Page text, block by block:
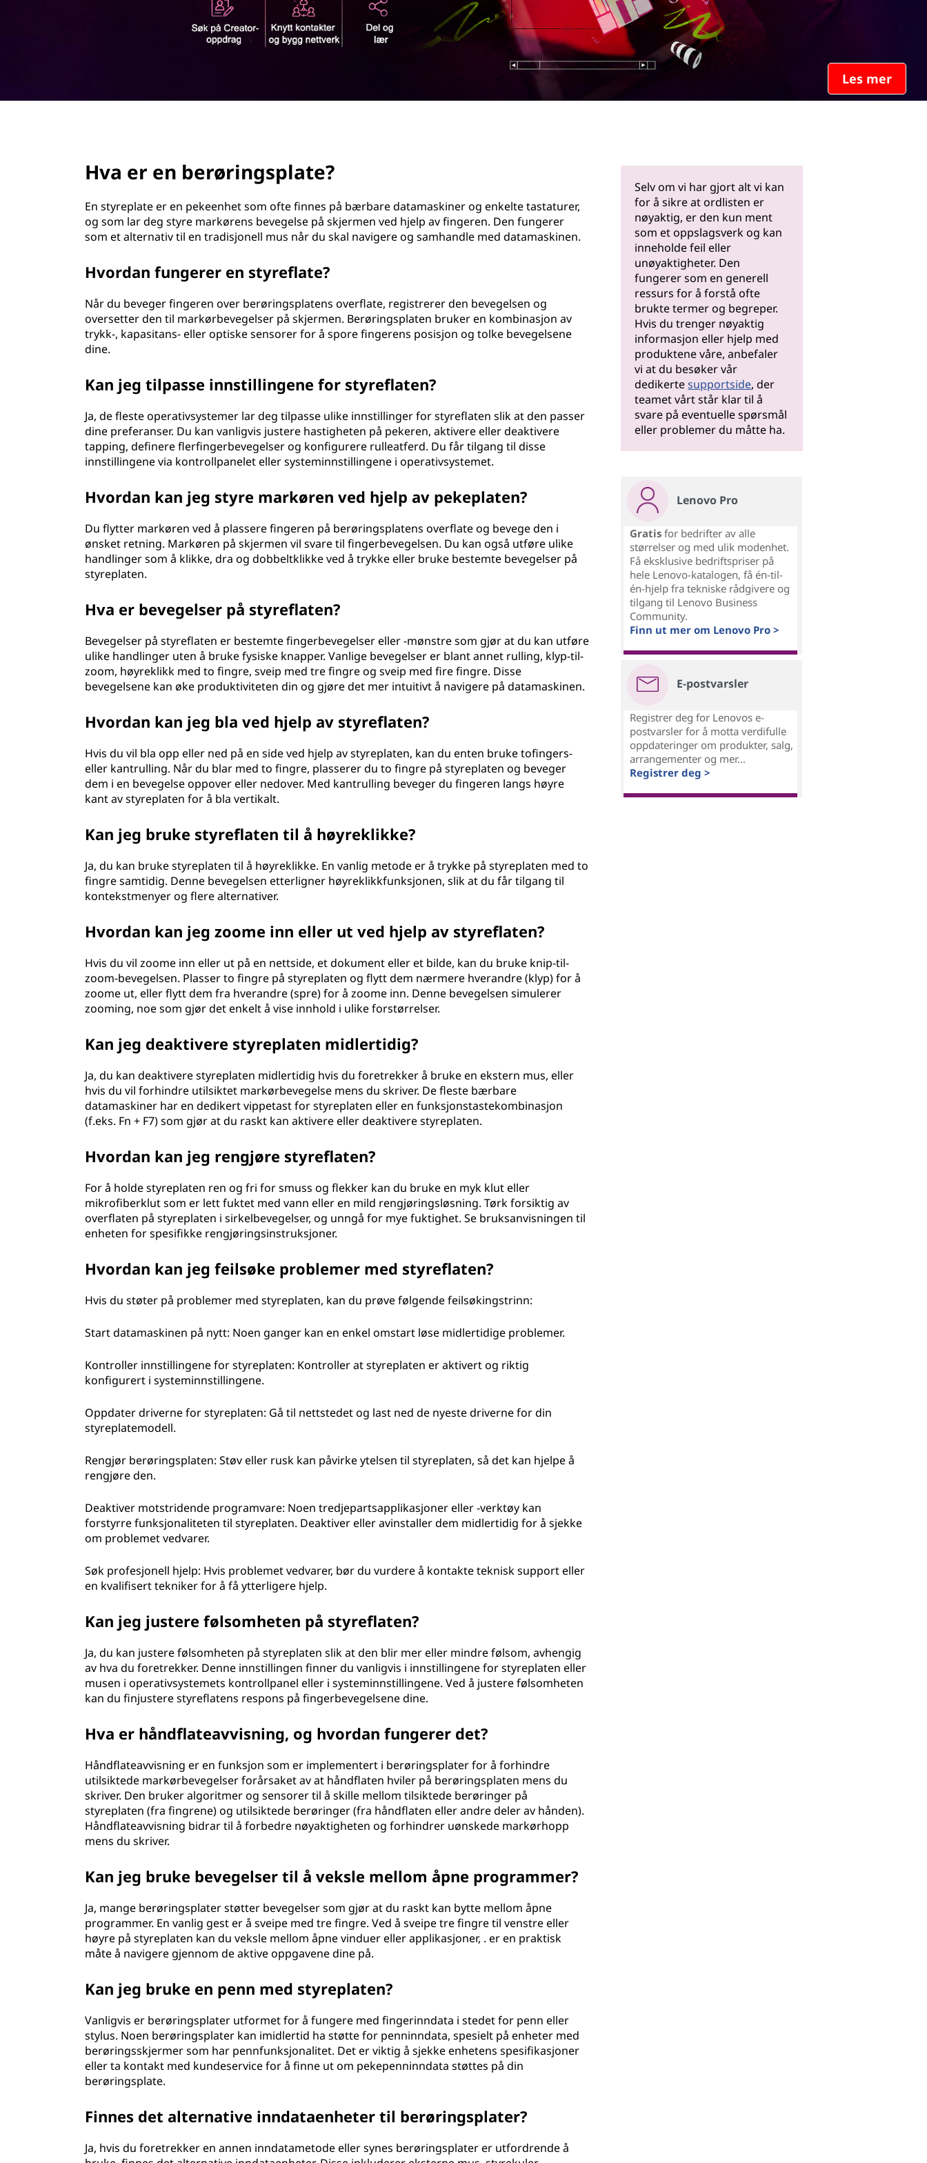
Les mer
Hva er en berøringsplate?
En styreplate er en pekeenhet som ofte finnes på bærbare datamaskiner og enkelte tastaturer,
og som lar deg styre markørens bevegelse på skjermen ved hjelp av fingeren. Den fungerer
som et alternativ til en tradisjonell mus når du skal navigere og samhandle med datamaskinen.
Hvordan fungerer en styreflate?
Når du beveger fingeren over berøringsplatens overflate, registrerer den bevegelsen og
oversetter den til markørbevegelser på skjermen. Berøringsplaten bruker en kombinasjon av
trykk-, kapasitans- eller optiske sensorer for å spore fingerens posisjon og tolke bevegelsene
dine.
Kan jeg tilpasse innstillingene for styreflaten?
Ja, de fleste operativsystemer lar deg tilpasse ulike innstillinger for styreflaten slik at den passer
dine preferanser. Du kan vanligvis justere hastigheten på pekeren, aktivere eller deaktivere
tapping, definere flerfingerbevegelser og konfigurere rulleatferd. Du får tilgang til disse
innstillingene via kontrollpanelet eller systeminnstillingene i operativsystemet.
Hvordan kan jeg styre markøren ved hjelp av pekeplaten?
Du flytter markøren ved å plassere fingeren på berøringsplatens overflate og bevege den i
ønsket retning. Markøren på skjermen vil svare til fingerbevegelsen. Du kan også utføre ulike
handlinger som å klikke, dra og dobbeltklikke ved å trykke eller bruke bestemte bevegelser på
styreplaten.
Hva er bevegelser på styreflaten?
Bevegelser på styreflaten er bestemte fingerbevegelser eller -mønstre som gjør at du kan utføre
ulike handlinger uten å bruke fysiske knapper. Vanlige bevegelser er blant annet rulling, klyp-til-
zoom, høyreklikk med to fingre, sveip med tre fingre og sveip med fire fingre. Disse
bevegelsene kan øke produktiviteten din og gjøre det mer intuitivt å navigere på datamaskinen.
Hvordan kan jeg bla ved hjelp av styreflaten?
Hvis du vil bla opp eller ned på en side ved hjelp av styreplaten, kan du enten bruke tofingers-
eller kantrulling. Når du blar med to fingre, plasserer du to fingre på styreplaten og beveger
dem i en bevegelse oppover eller nedover. Med kantrulling beveger du fingeren langs høyre
kant av styreplaten for å bla vertikalt.
Kan jeg bruke styreflaten til å høyreklikke?
Ja, du kan bruke styreplaten til å høyreklikke. En vanlig metode er å trykke på styreplaten med to
fingre samtidig. Denne bevegelsen etterligner høyreklikkfunksjonen, slik at du får tilgang til
kontekstmenyer og flere alternativer.
Hvordan kan jeg zoome inn eller ut ved hjelp av styreflaten?
Hvis du vil zoome inn eller ut på en nettside, et dokument eller et bilde, kan du bruke knip-til-
zoom-bevegelsen. Plasser to fingre på styreplaten og flytt dem nærmere hverandre (klyp) for å
zoome ut, eller flytt dem fra hverandre (spre) for å zoome inn. Denne bevegelsen simulerer
zooming, noe som gjør det enkelt å vise innhold i ulike forstørrelser.
Kan jeg deaktivere styreplaten midlertidig?
Ja, du kan deaktivere styreplaten midlertidig hvis du foretrekker å bruke en ekstern mus, eller
hvis du vil forhindre utilsiktet markørbevegelse mens du skriver. De fleste bærbare
datamaskiner har en dedikert vippetast for styreplaten eller en funksjonstastekombinasjon
(f.eks. Fn + F7) som gjør at du raskt kan aktivere eller deaktivere styreplaten.
Hvordan kan jeg rengjøre styreflaten?
For å holde styreplaten ren og fri for smuss og flekker kan du bruke en myk klut eller
mikrofiberklut som er lett fuktet med vann eller en mild rengjøringsløsning. Tørk forsiktig av
overflaten på styreplaten i sirkelbevegelser, og unngå for mye fuktighet. Se bruksanvisningen til
enheten for spesifikke rengjøringsinstruksjoner.
Hvordan kan jeg feilsøke problemer med styreflaten?
Hvis du støter på problemer med styreplaten, kan du prøve følgende feilsøkingstrinn:
Start datamaskinen på nytt: Noen ganger kan en enkel omstart løse midlertidige problemer.
Kontroller innstillingene for styreplaten: Kontroller at styreplaten er aktivert og riktig
konfigurert i systeminnstillingene.
Oppdater driverne for styreplaten: Gå til nettstedet og last ned de nyeste driverne for din
styreplatemodell.
Rengjør berøringsplaten: Støv eller rusk kan påvirke ytelsen til styreplaten, så det kan hjelpe å
rengjøre den.
Deaktiver motstridende programvare: Noen tredjepartsapplikasjoner eller -verktøy kan
forstyrre funksjonaliteten til styreplaten. Deaktiver eller avinstaller dem midlertidig for å sjekke
om problemet vedvarer.
Søk profesjonell hjelp: Hvis problemet vedvarer, bør du vurdere å kontakte teknisk support eller
en kvalifisert tekniker for å få ytterligere hjelp.
Kan jeg justere følsomheten på styreflaten?
Ja, du kan justere følsomheten på styreplaten slik at den blir mer eller mindre følsom, avhengig
av hva du foretrekker. Denne innstillingen finner du vanligvis i innstillingene for styreplaten eller
musen i operativsystemets kontrollpanel eller i systeminnstillingene. Ved å justere følsomheten
kan du finjustere styreflatens respons på fingerbevegelsene dine.
Hva er håndflateavvisning, og hvordan fungerer det?
Håndflateavvisning er en funksjon som er implementert i berøringsplater for å forhindre
utilsiktede markørbevegelser forårsaket av at håndflaten hviler på berøringsplaten mens du
skriver. Den bruker algoritmer og sensorer til å skille mellom tilsiktede berøringer på
styreplaten (fra fingrene) og utilsiktede berøringer (fra håndflaten eller andre deler av hånden).
Håndflateavvisning bidrar til å forbedre nøyaktigheten og forhindrer uønskede markørhopp
mens du skriver.
Kan jeg bruke bevegelser til å veksle mellom åpne programmer?
Ja, mange berøringsplater støtter bevegelser som gjør at du raskt kan bytte mellom åpne
programmer. En vanlig gest er å sveipe med tre fingre. Ved å sveipe tre fingre til venstre eller
høyre på styreplaten kan du veksle mellom åpne vinduer eller applikasjoner, . er en praktisk
måte å navigere gjennom de aktive oppgavene dine på.
Kan jeg bruke en penn med styreplaten?
Vanligvis er berøringsplater utformet for å fungere med fingerinndata i stedet for penn eller
stylus. Noen berøringsplater kan imidlertid ha støtte for penninndata, spesielt på enheter med
berøringsskjermer som har pennfunksjonalitet. Det er viktig å sjekke enhetens spesifikasjoner
eller ta kontakt med kundeservice for å finne ut om pekepenninndata støttes på din
berøringsplate.
Finnes det alternative inndataenheter til berøringsplater?
Ja, hvis du foretrekker en annen inndatametode eller synes berøringsplater er utfordrende å
Selv om vi har gjort alt vi kan
for å sikre at ordlisten er
nøyaktig, er den kun ment
som et oppslagsverk og kan
inneholde feil eller
unøyaktigheter. Den
fungerer som en generell
ressurs for å forstå ofte
brukte termer og begreper.
Hvis du trenger nøyaktig
informasjon eller hjelp med
produktene våre, anbefaler
vi at du besøker vår
dedikertesupportside, der
teamet vårt står klar til å
svare på eventuelle spørsmål
eller problemer du måtte ha.
Lenovo Pro
Gratis for bedrifter av alle
størrelser og med ulik modenhet.
Få eksklusive bedriftspriser på
hele Lenovo-katalogen, få én-til-
én-hjelp fra tekniske rådgivere og
tilgang til Lenovo Business
Community.
Finn ut mer om Lenovo Pro >
E-postvarsler
Registrer deg for Lenovos e-
postvarsler for å motta verdifulle
oppdateringer om produkter, salg,
arrangementer og mer...
Registrer deg >